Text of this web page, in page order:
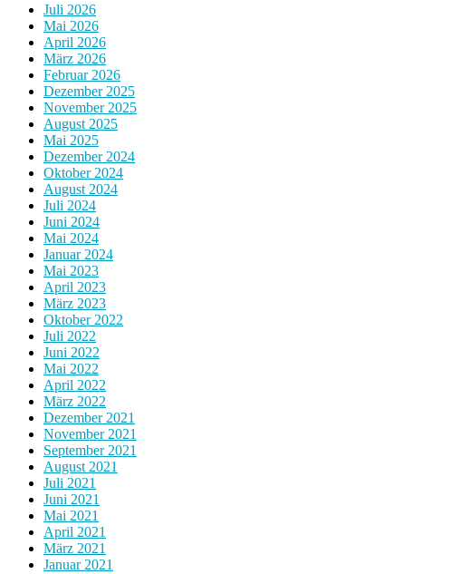
Juli 2026
Mai 2026
April 2026
März 2026
Februar 2026
Dezember 2025
November 2025
August 2025
Mai 2025
Dezember 2024
Oktober 2024
August 2024
Juli 2024
Juni 2024
Mai 2024
Januar 2024
Mai 2023
April 2023
März 2023
Oktober 2022
Juli 2022
Juni 2022
Mai 2022
April 2022
März 2022
Dezember 2021
November 2021
September 2021
August 2021
Juli 2021
Juni 2021
Mai 2021
April 2021
März 2021
Januar 2021